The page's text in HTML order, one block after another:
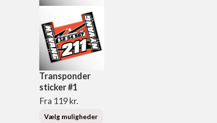
Transponder
sticker #1
Fra 119kr.
Vælg muligheder